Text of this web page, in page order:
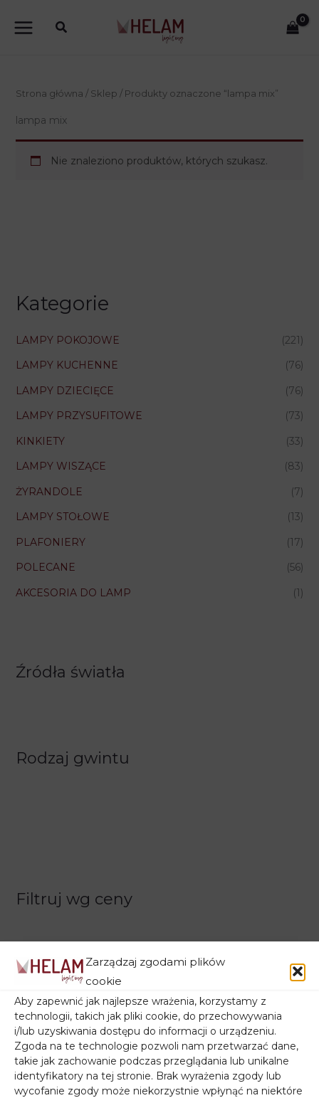
Zarządzaj zgodami plików
cookie
Aby zapewnić jak najlepsze wrażenia, korzystamy z
technologii, takich jak pliki cookie, do przechowywania
i/lub uzyskiwania dostępu do informacji o urządzeniu.
Zgoda na te technologie pozwoli nam przetwarzać dane,
takie jak zachowanie podczas przeglądania lub unikalne
identyfikatory na tej stronie. Brak wyrażenia zgody lub
wycofanie zgody może niekorzystnie wpłynąć na niektóre
Kategorie
LAMPY POKOJOWE
(221)
LAMPY KUCHENNE
(76)
LAMPY DZIECIĘCE
(76)
LAMPY PRZYSUFITOWE
(73)
KINKIETY
(33)
LAMPY WISZĄCE
(83)
ŻYRANDOLE
(7)
LAMPY STOŁOWE
(13)
PLAFONIERY
(17)
POLECANE
(56)
AKCESORIA DO LAMP
(1)
Źródła światła
Rodzaj gwintu
Filtruj wg ceny
Filtruj wg stanu magazynowego
Strona główna / Sklep / Produkty oznaczone “lampa mix”
lampa mix
Nie znaleziono produktów, których szukasz.